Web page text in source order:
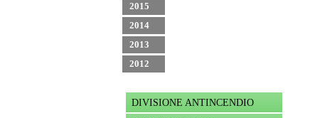
2015
2014
2013
2012
DIVISIONE ANTINCENDIO